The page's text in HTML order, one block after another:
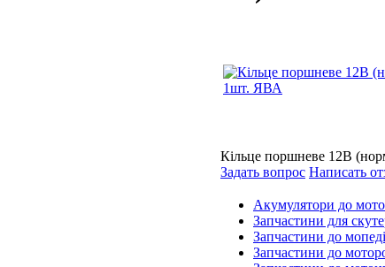
Кільце поршневе 12В
Задать вопрос Написать
Акумулятори до
Запчастини для
Запчастини до
Запчастини до